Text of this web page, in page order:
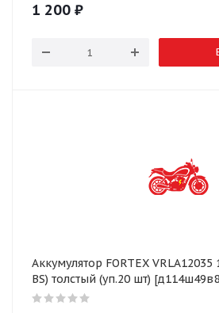
1 200 ₽
Аккумулятор FORTEX VRLA12035 12V3,5AH (YTR4A-
BS) толстый (уп.20 шт)